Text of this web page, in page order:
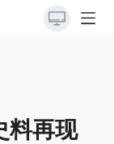
料再现